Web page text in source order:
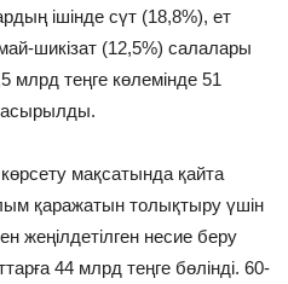
ішінде сүт (18,8%), ет
шикізат (12,5%) салалары
теңге көлемінде 51
асырылды.
мақсатында қайта
қаражатын толықтыру үшін
жеңілдетілген несие беру
44 млрд теңге бөлінді. 60-